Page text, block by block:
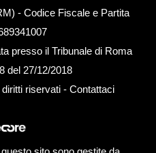
- Codice Fiscale e Partita
presso il Tribunale di Roma
del 27/12/2018
riservati - Contattaci